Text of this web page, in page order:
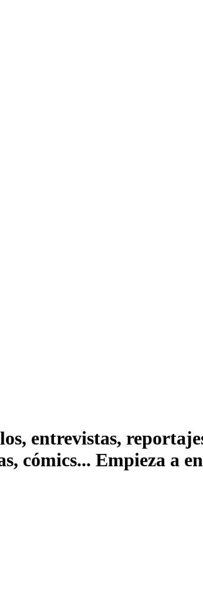
entrevistas,
cómics... Empieza a